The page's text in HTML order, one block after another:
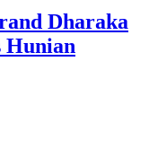
Dharaka
Hunian